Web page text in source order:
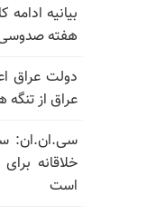
بیانیه
هفته صدوسی‌و‌دوم در
دولت عراق
عراق از
سی.ان.ان:
خلاقانه
است